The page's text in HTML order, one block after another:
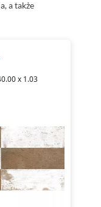
a także
że płytki
o dużym
do łazienki.
się jako
x 1.03